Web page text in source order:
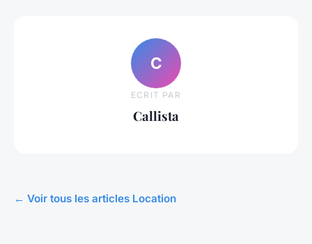
C
ECRIT PAR
Callista
← Voir tous les articles Location